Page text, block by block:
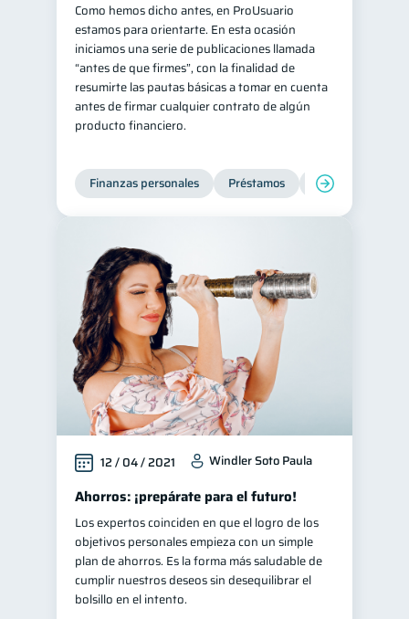
Como hemos dicho antes, en ProUsuario
estamos para orientarte. En esta ocasión
iniciamos una serie de publicaciones llamada
“antes de que firmes”, con la finalidad de
resumirte las pautas básicas a tomar en cuenta
antes de firmar cualquier contrato de algún
producto financiero.
Finanzas personales Préstamos Entidad
12 / 04 / 2021 Windler Soto Paula
Ahorros: ¡prepárate para el futuro!
Los expertos coinciden en que el logro de los
objetivos personales empieza con un simple
plan de ahorros. Es la forma más saludable de
cumplir nuestros deseos sin desequilibrar el
bolsillo en el intento.